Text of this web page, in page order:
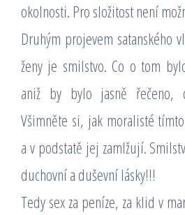
okolnosti. Pro složitost není
Druhým projevem satanského
ženy je smilstvo. Co o tom
aniž by bylo jasně řečeno,
Všimněte si, jak moralisté
a v podstatě jej zamlžují.
duchovní a duševní lásky!!!
Tedy sex za peníze, za klid v